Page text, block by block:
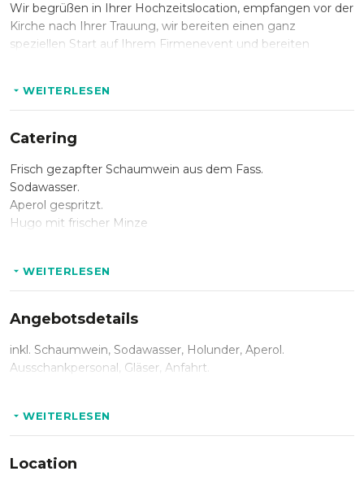
Wir begrüßen in Ihrer Hochzeitslocation, empfangen vor der
Kirche nach Ihrer Trauung, wir bereiten einen ganz
speziellen Start auf Ihrem Firmenevent und bereiten
Professionalität und Zuverlässigkeit lieben wir einfach was
wir tun. Unser freundliches und gut ausgebildetes Team hilft
Ihnen dabei, Ihr Prosecco Erlebnis außergewöhnlich und zu
etwas ganz Besonderem zu machen.
Wir freuen uns auf ein prickelndes Event mit Ihnen.
WEITERLESEN
Catering
Frisch gezapfter Schaumwein aus dem Fass.
Sodawasser.
Aperol gespritzt.
Hugo mit frischer Minze
WEITERLESEN
Angebotsdetails
inkl. Schaumwein, Sodawasser, Holunder, Aperol.
Ausschankpersonal, Gläser, Anfahrt.
WEITERLESEN
Location